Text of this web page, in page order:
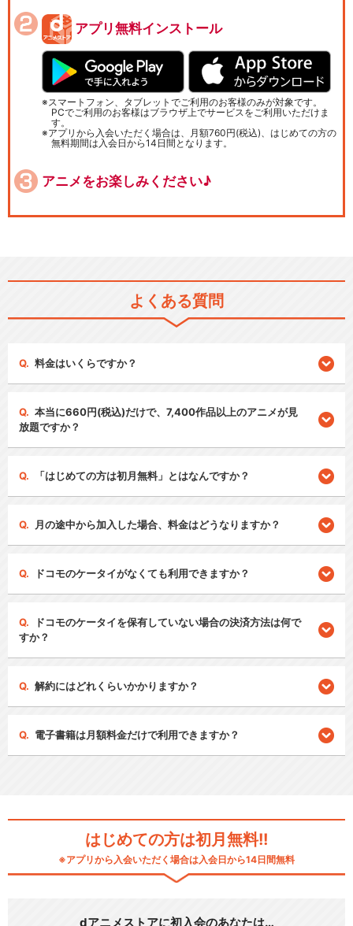
アプリ無料インストール
スマートフォン、タブレットでご利用のお客様のみが対象です。
PCでご利用のお客様はブラウザ上でサービスをご利用いただけま
す。
アプリから入会いただく場合は、月額760円(税込)、はじめての方の
無料期間は入会日から14日間となります。
アニメをお楽しみください♪
よくある質問
料金はいくらですか？
本当に660円(税込)だけで、7,400作品以上のアニメが見
放題ですか？
「はじめての方は初月無料」とはなんですか？
月の途中から加入した場合、料金はどうなりますか？
ドコモのケータイがなくても利用できますか？
ドコモのケータイを保有していない場合の決済方法は何で
すか？
解約にはどれくらいかかりますか？
電子書籍は月額料金だけで利用できますか？
はじめての方は初月無料!!
※アプリから入会いただく場合は入会日から14日間無料
dアニメストアに初入会のあなたは…